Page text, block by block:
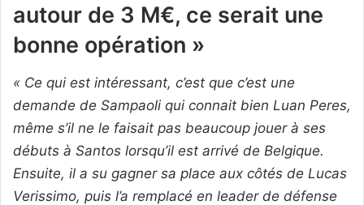
autour de 3 M€, ce serait une
bonne opération »
« Ce qui est intéressant, c’est que c’est une
demande de Sampaoli qui connait bien Luan Peres,
même s’il ne le faisait pas beaucoup jouer à ses
débuts à Santos lorsqu’il est arrivé de Belgique.
Ensuite, il a su gagner sa place aux côtés de Lucas
Verissimo, puis l’a remplacé en leader de défense